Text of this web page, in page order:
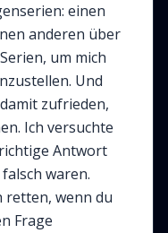
einen
anderen über
um mich
Und
zufrieden,
Ich versuchte
Antwort
waren.
retten, wenn du
Frage